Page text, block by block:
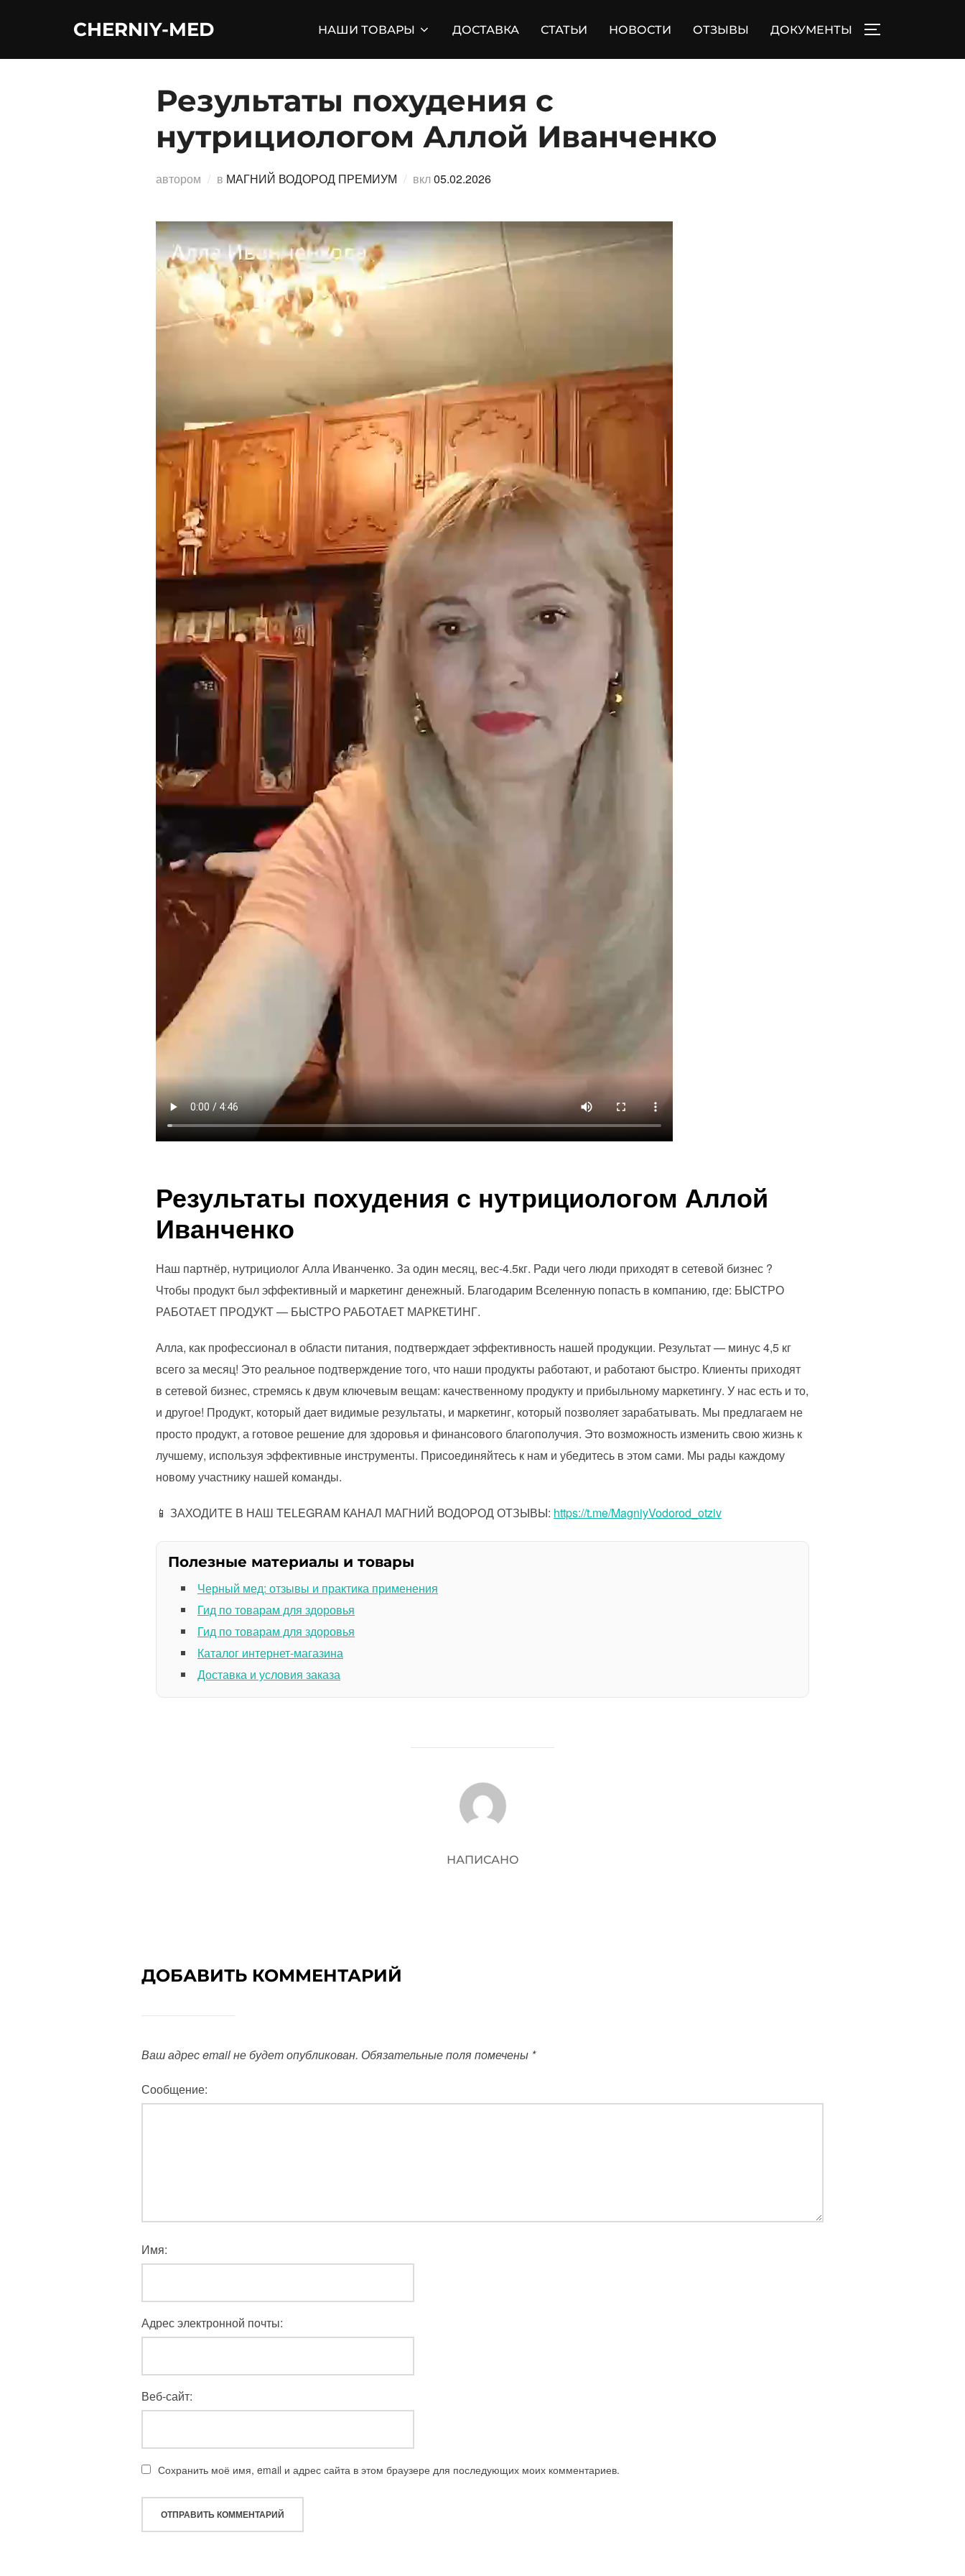
CHERNIY-MED НАШИ ТОВАРЫ ДОСТАВКА СТАТЬИ НОВОСТИ ОТЗЫВЫ ДОКУМЕНТЫ
Результаты похудения с
нутрициологом Аллой Иванченко
автором в МАГНИЙ ВОДОРОД ПРЕМИУМ вклОпубликовано
05.02.2026
Результаты похудения с нутрициологом Аллой
Иванченко
Наш партнёр, нутрициолог Алла Иванченко. За один месяц, вес-4.5кг. Ради чего люди приходят в сетевой бизнес ?
Чтобы продукт был эффективный и маркетинг денежный. Благодарим Вселенную попасть в компанию, где: БЫСТРО
РАБОТАЕТ ПРОДУКТ — БЫСТРО РАБОТАЕТ МАРКЕТИНГ.
Алла, как профессионал в области питания, подтверждает эффективность нашей продукции. Результат — минус 4,5 кг
всего за месяц! Это реальное подтверждение того, что наши продукты работают, и работают быстро. Клиенты приходят
в сетевой бизнес, стремясь к двум ключевым вещам: качественному продукту и прибыльному маркетингу. У нас есть и то,
и другое! Продукт, который дает видимые результаты, и маркетинг, который позволяет зарабатывать. Мы предлагаем не
просто продукт, а готовое решение для здоровья и финансового благополучия. Это возможность изменить свою жизнь к
лучшему, используя эффективные инструменты. Присоединяйтесь к нам и убедитесь в этом сами. Мы рады каждому
новому участнику нашей команды.
📱 ЗАХОДИТЕ В НАШ TELEGRAM КАНАЛ МАГНИЙ ВОДОРОД ОТЗЫВЫ: https://t.me/MagniyVodorod_otziv
Полезные материалы и товары
Черный мед: отзывы и практика применения
Гид по товарам для здоровья
Гид по товарам для здоровья
Каталог интернет-магазина
Доставка и условия заказа
АВТОР ЗАПИСИ
НАПИСАНО
ДОБАВИТЬ КОММЕНТАРИЙ
Ваш адрес email не будет опубликован. Обязательные поля помечены *
Сообщение:
Имя:
Адрес электронной почты:
Веб-сайт:
Сохранить моё имя, email и адрес сайта в этом браузере для последующих моих комментариев.